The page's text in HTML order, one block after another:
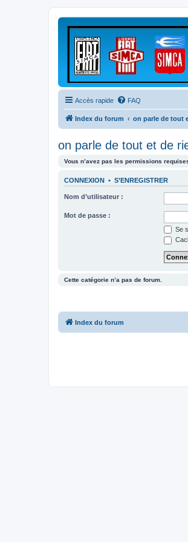
Accès rapide FAQ
Index du forum on parle de tout
on parle de tout et de
Vous n’avez pas les permissions
CONNEXION • S’ENREGISTRER
Nom d’utilisateur :
Mot de passe :
Se
Cette catégorie n’a pas de forum.
Index du forum